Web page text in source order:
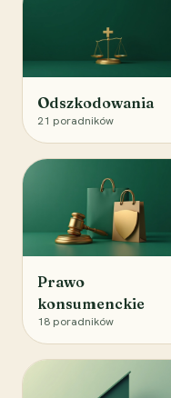
Odszkodowania
21 poradników
Prawo
konsumenckie
18 poradników